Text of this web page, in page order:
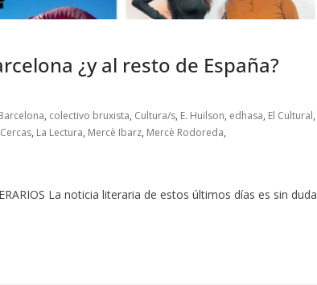
¿y al resto de España?
, colectivo bruxista, Cultura/s, E. Huilson, edhasa, El Cultural,
, La Lectura, Mercè Ibarz, Mercè Rodoreda,
La noticia literaria de estos últimos días es sin duda